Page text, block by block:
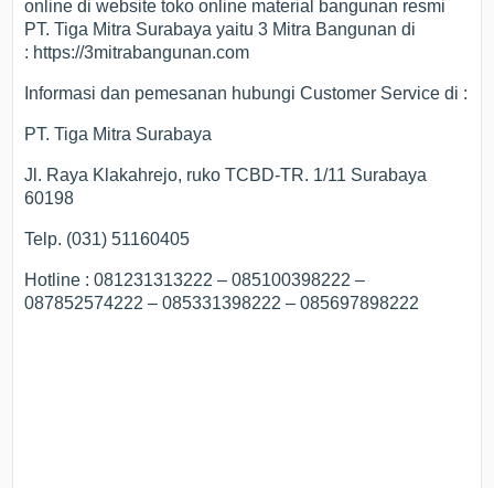
online di website toko online material bangunan resmi
PT. Tiga Mitra Surabaya yaitu 3 Mitra Bangunan di
: https://3mitrabangunan.com
Informasi dan pemesanan hubungi Customer Service di :
PT. Tiga Mitra Surabaya
Jl. Raya Klakahrejo, ruko TCBD-TR. 1/11 Surabaya
60198
Telp. (031) 51160405
Hotline : 081231313222 – 085100398222 –
087852574222 – 085331398222 – 085697898222